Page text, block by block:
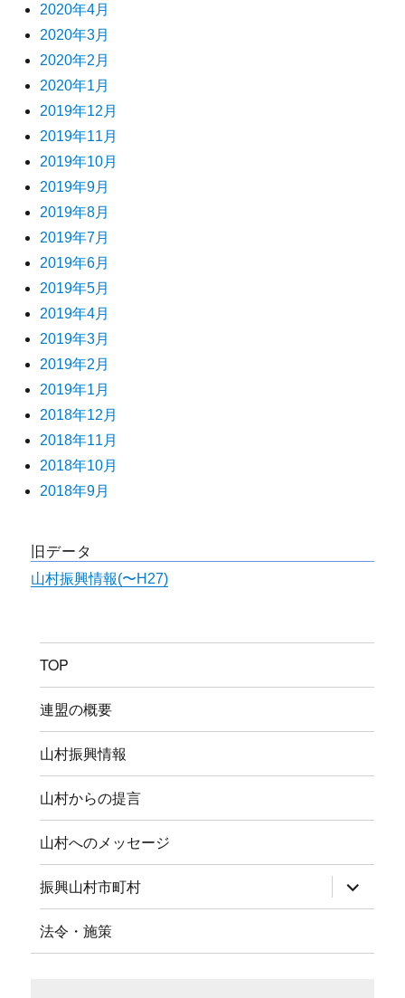
2020年4月
2020年3月
2020年2月
2020年1月
2019年12月
2019年11月
2019年10月
2019年9月
2019年8月
2019年7月
2019年6月
2019年5月
2019年4月
2019年3月
2019年2月
2019年1月
2018年12月
2018年11月
2018年10月
2018年9月
旧データ
山村振興情報(〜H27)
TOP
連盟の概要
山村振興情報
山村からの提言
山村へのメッセージ
振興山村市町村 サ
ブ
メ
ー
法令・施策